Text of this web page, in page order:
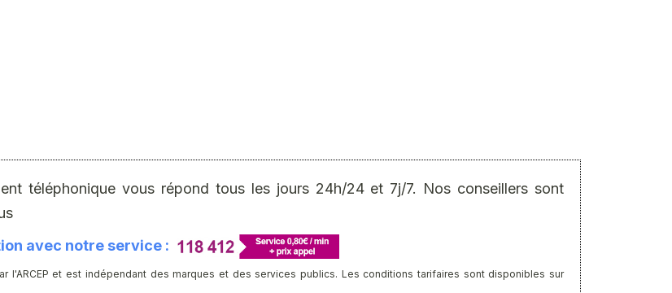
téléphonique vous répond tous les jours 24h/24 et 7j/7. Nos conseillers sont
avec notre service :
l'ARCEP et est indépendant des marques et des services publics. Les conditions tarifaires sont disponibles sur